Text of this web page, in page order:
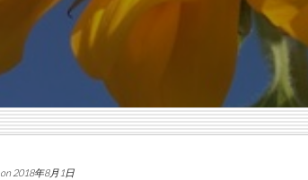
on 2018年8月1日